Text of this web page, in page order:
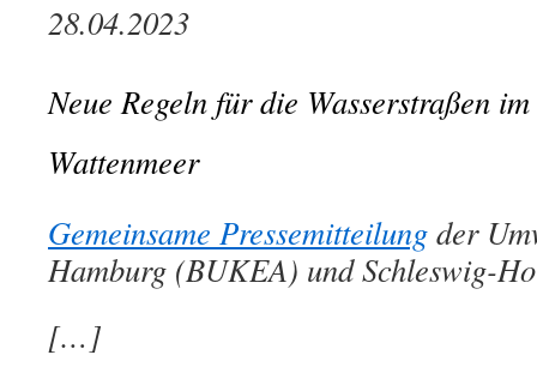
28.04.2023
Neue Regeln für die Wasserstraßen
Wattenmeer
Gemeinsame Pressemitteilung der
Hamburg (BUKEA) und Schleswig-
[…]